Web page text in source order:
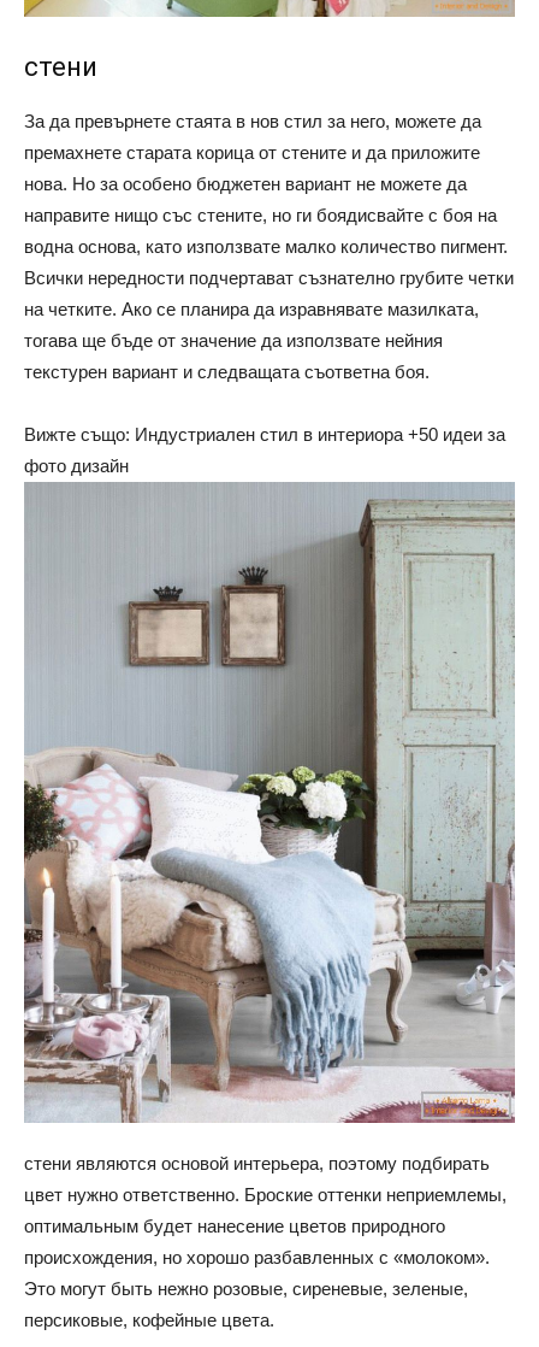
стени
За да превърнете стаята в нов стил за него, можете да
премахнете старата корица от стените и да приложите
нова. Но за особено бюджетен вариант не можете да
направите нищо със стените, но ги боядисвайте с боя на
водна основа, като използвате малко количество пигмент.
Всички нередности подчертават съзнателно грубите четки
на четките. Ако се планира да изравнявате мазилката,
тогава ще бъде от значение да използвате нейния
текстурен вариант и следващата съответна боя.
Вижте също: Индустриален стил в интериора +50 идеи за
фото дизайн
стени являются основой интерьера, поэтому подбирать
цвет нужно ответственно. Броские оттенки неприемлемы,
оптимальным будет нанесение цветов природного
происхождения, но хорошо разбавленных с «молоком».
Это могут быть нежно розовые, сиреневые, зеленые,
персиковые, кофейные цвета.